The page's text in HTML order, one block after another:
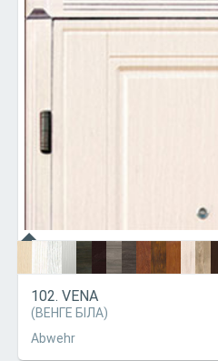
102. VENA
(ВЕНГЕ БІЛА)
Abwehr